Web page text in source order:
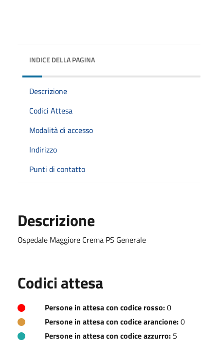
INDICE DELLA PAGINA
Descrizione
Codici Attesa
Modalità di accesso
Indirizzo
Punti di contatto
Descrizione
Ospedale Maggiore Crema PS Generale
Codici attesa
Persone in attesa con codice rosso:0
Persone in attesa con codice arancione:0
Persone in attesa con codice azzurro: 5